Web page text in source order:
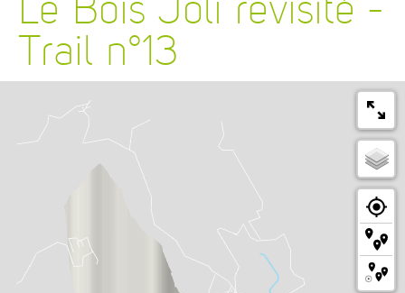
Le Bois Joli revisité -
Trail n°13